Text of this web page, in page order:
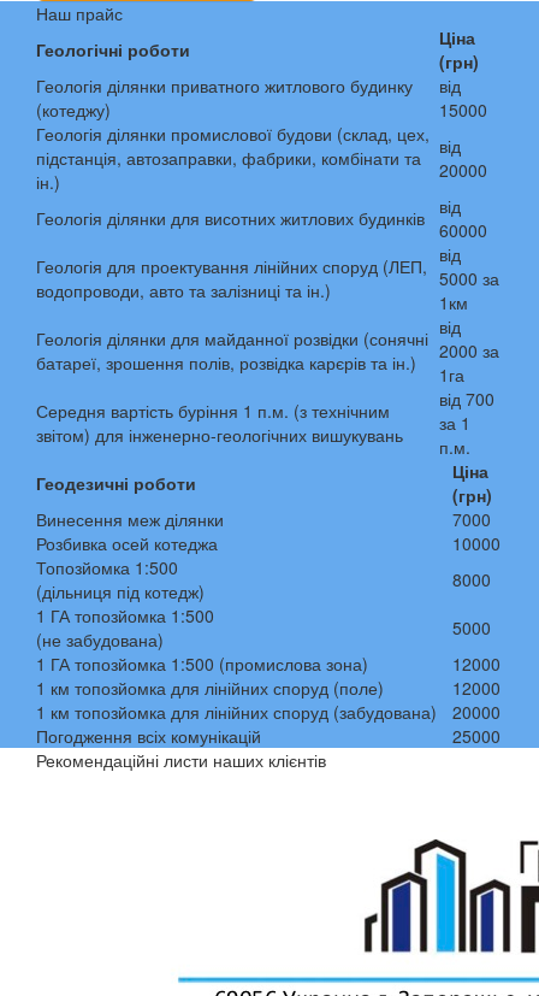
Наш прайс
Геологічні роботи
Ціна
(грн)
Геологія ділянки приватного житлового будинку
(котеджу)
від
15000
Геологія ділянки промислової будови (склад, цех,
підстанція, автозаправки, фабрики, комбінати та
ін.)
від
20000
Геологія ділянки для висотних житлових будинків
від
60000
Геологія для проектування лінійних споруд (ЛЕП,
водопроводи, авто та залізниці та ін.)
від
5000 за
1км
Геологія ділянки для майданної розвідки (сонячні
батареї, зрошення полів, розвідка карєрів та ін.)
від
2000 за
1га
Середня вартість буріння 1 п.м. (з технічним
звітом) для інженерно-геологічних вишукувань
від 700
за 1
п.м.
Геодезичні роботи
Ціна
(грн)
Винесення меж ділянки
7000
Розбивка осей котеджа
10000
Топозйомка 1:500
(дільниця під котедж)
8000
1 ГА топозйомка 1:500
(не забудована)
5000
1 ГА топозйомка 1:500 (промислова зона)
12000
1 км топозйомка для лінійних споруд (поле)
12000
1 км топозйомка для лінійних споруд (забудована)
20000
Погодження всіх комунікацій
25000
Рекомендаційні листи наших клієнтів